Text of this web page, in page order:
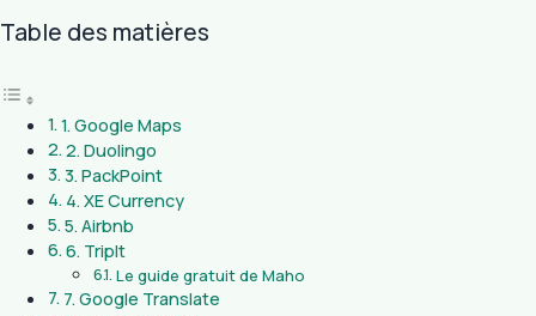
Table des matières
1. Google Maps
2. Duolingo
3. PackPoint
4. XE Currency
5. Airbnb
6. TripIt
Le guide gratuit de Maho
7. Google Translate